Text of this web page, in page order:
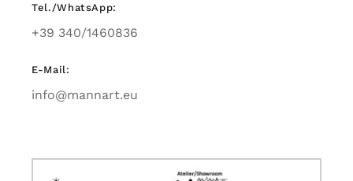
Tel./WhatsApp:
+39 340/1460836
E-Mail:
info@mannart.eu